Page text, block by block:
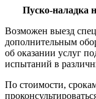
Пуско-наладка
Возможен выезд
дополнительным
об оказании услуг
испытаний в
По стоимости,